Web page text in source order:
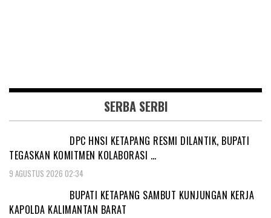
SERBA SERBI
DPC HNSI KETAPANG RESMI DILANTIK, BUPATI
TEGASKAN KOMITMEN KOLABORASI …
9 AGUSTUS 2026 02:34
BUPATI KETAPANG SAMBUT KUNJUNGAN KERJA
KAPOLDA KALIMANTAN BARAT